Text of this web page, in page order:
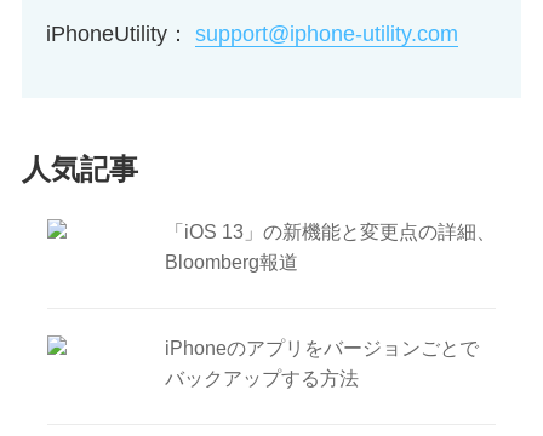
iPhoneUtility： support@iphone-utility.com
人気記事
「iOS 13」の新機能と変更点の詳細、
Bloomberg報道
iPhoneのアプリをバージョンごとで
バックアップする方法